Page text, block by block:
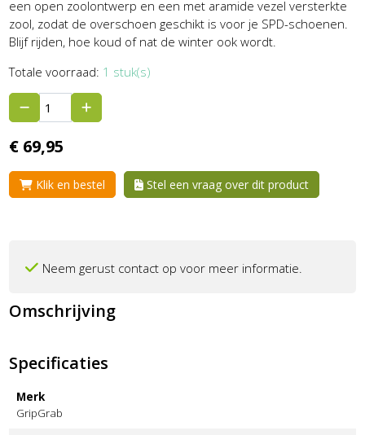
een open zoolontwerp en een met aramide vezel versterkte
zool, zodat de overschoen geschikt is voor je SPD-schoenen.
Blijf rijden, hoe koud of nat de winter ook wordt.
Totale voorraad: 1 stuk(s)
€ 69,95
Klik en bestel Stel een vraag over dit product
Neem gerust contact op voor meer informatie.
Omschrijving
Specificaties
Merk
GripGrab